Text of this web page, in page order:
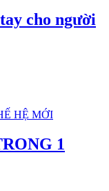
cho người
1